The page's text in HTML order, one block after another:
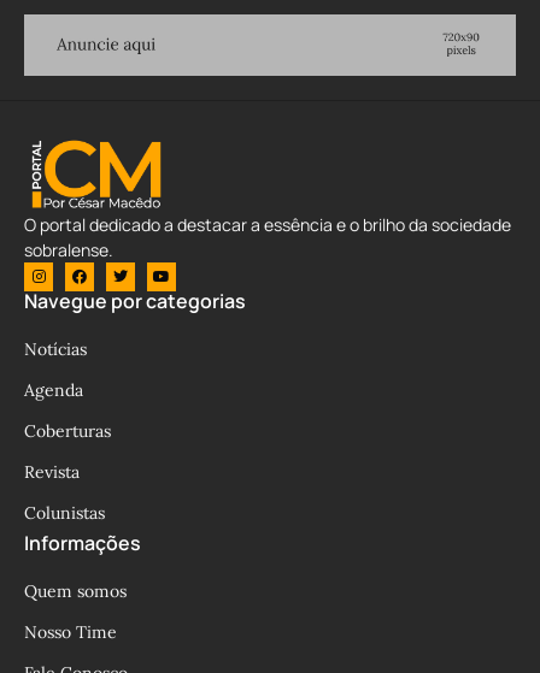
O portal dedicado a destacar a essência e o brilho da sociedade
sobralense.
Navegue por categorias
Notícias
Agenda
Coberturas
Revista
Colunistas
Informações
Quem somos
Nosso Time